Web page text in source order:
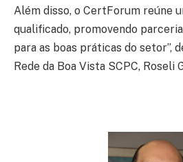
Além disso, o CertForum reúne
qualificado, promovendo
para as boas práticas do setor”,
Rede da Boa Vista SCPC, Roseli